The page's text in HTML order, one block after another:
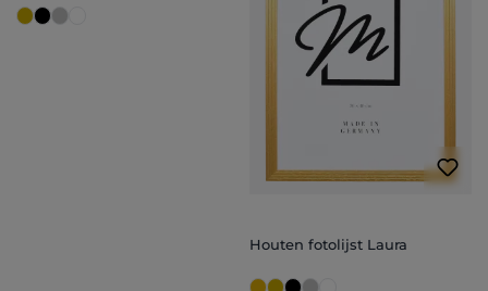
Houten fotolijst Laura